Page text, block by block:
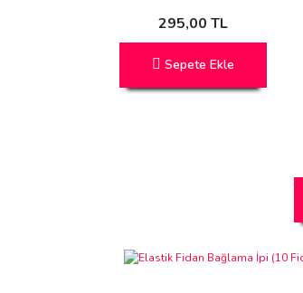
295,00 TL
Sepete Ekle